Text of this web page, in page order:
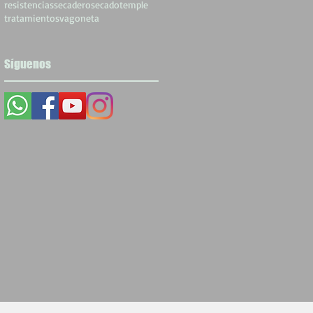
resistenciassecaderosecadotemple
tratamientosvagoneta
Síguenos